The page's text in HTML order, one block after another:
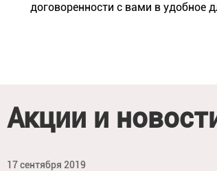
договоренности с вами в удобное
Акции и
17 сентября 2019